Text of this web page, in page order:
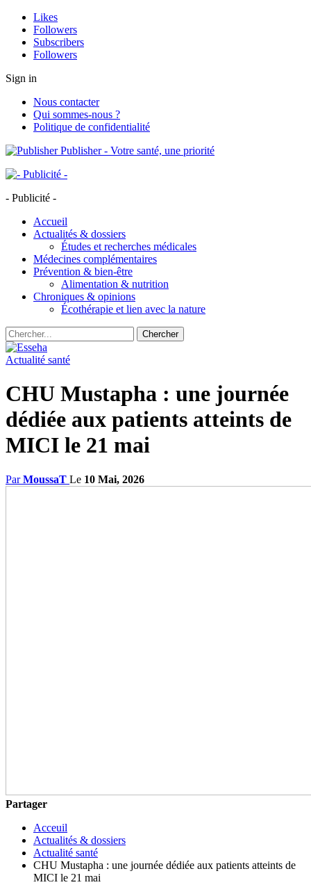
Likes
Followers
Subscribers
Followers
Sign in
Nous contacter
Qui sommes-nous ?
Politique de confidentialité
Publisher - Votre santé, une priorité
- Publicité -
Accueil
Actualités & dossiers
Études et recherches médicales
Médecines complémentaires
Prévention & bien-être
Alimentation & nutrition
Chroniques & opinions
Écothérapie et lien avec la nature
Actualité santé
CHU Mustapha : une journée
dédiée aux patients atteints de
MICI le 21 mai
ParMoussaT Le 10 Mai, 2026
Partager
Acceuil
Actualités & dossiers
Actualité santé
CHU Mustapha : une journée dédiée aux patients atteints de
MICI le 21 mai